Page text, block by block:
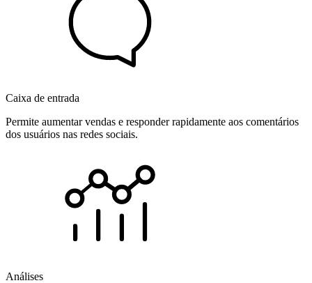
Caixa de entrada
Permite aumentar vendas e responder rapidamente aos comentários
dos usuários nas redes sociais.
Análises